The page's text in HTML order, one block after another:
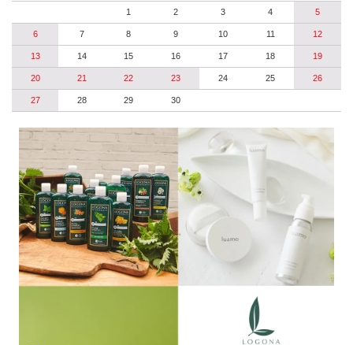
1 2 3 4 5
6 7 8 9 10 11 12
13 14 15 16 17 18 19
20 21 22 23 24 25 26
27 28 29 30